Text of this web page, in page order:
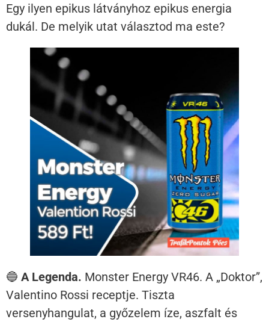
Egy ilyen epikus látványhoz epikus energia
dukál. De melyik utat választod ma este?
🔵 A Legenda. Monster Energy VR46. A „Doktor”,
Valentino Rossi receptje. Tiszta
versenyhangulat, a győzelem íze, aszfalt és